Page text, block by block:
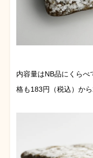
内容量はNB品にくら
格も183円（税込）か